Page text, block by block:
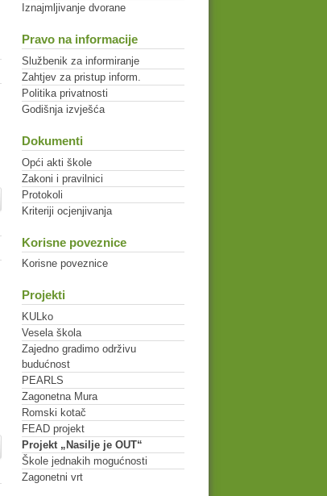
Iznajmljivanje dvorane
Pravo na informacije
Službenik za informiranje
Zahtjev za pristup inform.
Politika privatnosti
Godišnja izvješća
Dokumenti
Opći akti škole
Zakoni i pravilnici
Protokoli
Kriteriji ocjenjivanja
Korisne poveznice
Korisne poveznice
Projekti
KULko
Vesela škola
Zajedno gradimo održivu
budućnost
PEARLS
Zagonetna Mura
Romski kotač
FEAD projekt
Projekt „Nasilje je OUT“
Škole jednakih mogućnosti
Zagonetni vrt